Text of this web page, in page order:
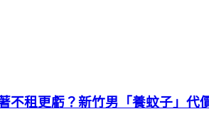
不租更虧？新竹男「養蚊子」